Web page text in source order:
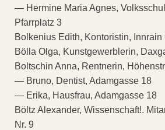
— Hermine Maria Agnes,
Pfarrplatz 3
Bolkenius Edith, Kontoristin, Innrain
Bölla Olga, Kunstgewerblerin,
Boltschin Anna, Rentnerin,
— Bruno, Dentist, Adamgasse 18
— Erika, Hausfrau, Adamgasse 18
Böltz Alexander, Wissenschaft!.
Nr. 9